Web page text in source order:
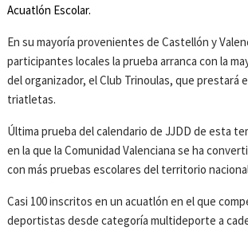
Acuatlón Escolar.
En su mayoría provenientes de Castellón y
participantes locales la prueba arranca con la
del organizador, el Club Trinoulas, que prestará
triatletas.
Última prueba del calendario de JJDD de esta
en la que la Comunidad Valenciana se ha
con más pruebas escolares del territorio
Casi 100 inscritos en un acuatlón en el que
deportistas desde categoría multideporte a